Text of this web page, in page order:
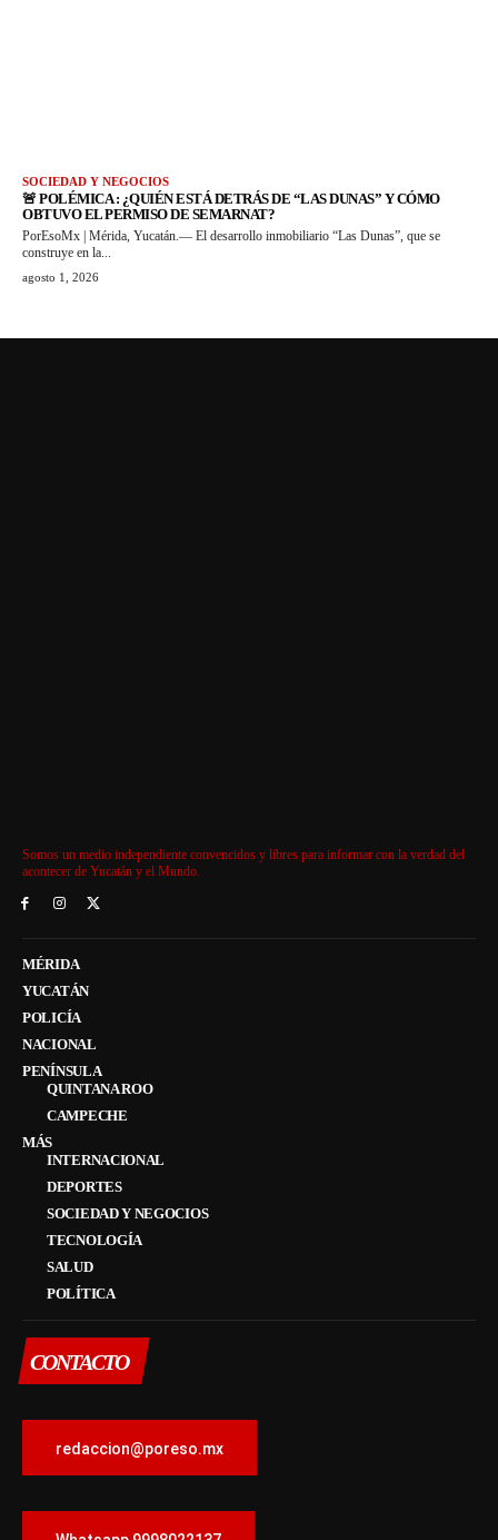
SOCIEDAD Y NEGOCIOS
🚨 POLÉMICA : ¿QUIÉN ESTÁ DETRÁS DE “LAS DUNAS” Y CÓMO
OBTUVO EL PERMISO DE SEMARNAT?
PorEsoMx | Mérida, Yucatán.— El desarrollo inmobiliario “Las Dunas”, que se
construye en la...
agosto 1, 2026
Somos un medio independiente convencidos y libres para informar con la verdad del
acontecer de Yucatán y el Mundo.
MÉRIDA
YUCATÁN
POLICÍA
NACIONAL
PENÍNSULA
QUINTANA ROO
CAMPECHE
MÁS
INTERNACIONAL
DEPORTES
SOCIEDAD Y NEGOCIOS
TECNOLOGÍA
SALUD
POLÍTICA
CONTACTO
redaccion@poreso.mx